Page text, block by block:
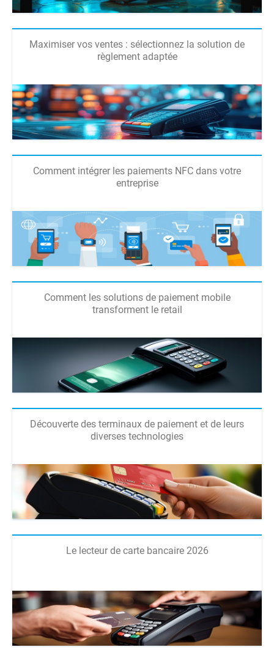
Maximiser vos ventes : sélectionnez la solution de
règlement adaptée
Comment intégrer les paiements NFC dans votre
entreprise
Comment les solutions de paiement mobile
transforment le retail
Découverte des terminaux de paiement et de leurs
diverses technologies
Le lecteur de carte bancaire 2026